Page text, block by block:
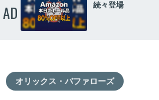
AD
続々登場
オリックス・バファローズ